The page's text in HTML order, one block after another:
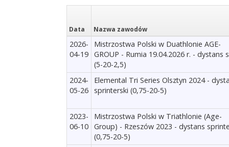
Data Nazwa zawodów
2026-
04-19
Mistrzostwa Polski w Duathlonie AGE-
GROUP - Rumia 19.04.2026 r. - dystans
(5-20-2,5)
2024-
05-26
Elemental Tri Series Olsztyn 2024 -
sprinterski (0,75-20-5)
2023-
06-10
Mistrzostwa Polski w Triathlonie (Age-
Group) - Rzeszów 2023 - dystans
(0,75-20-5)